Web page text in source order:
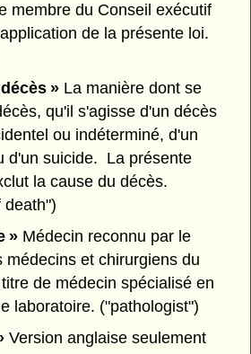
membre du Conseil exécutif
de la présente loi.
»La manière dont se
qu'il s'agisse d'un décès
ou indéterminé, d'un
d'un suicide. La présente
la cause du décès.
death")
»Médecin reconnu par le
médecins et chirurgiens du
de médecin spécialisé en
laboratoire. ("pathologist")
Version anglaise seulement